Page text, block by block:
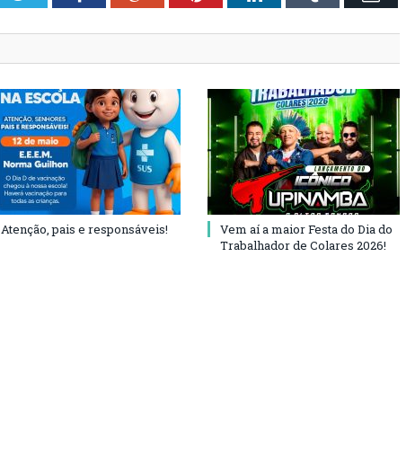
Atenção, pais e responsáveis!
Vem aí a maior Festa do Dia do
Trabalhador de Colares 2026!